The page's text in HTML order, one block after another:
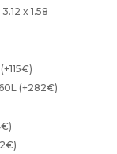
x 1.58
(+115€)
(+282€)
€)
€)